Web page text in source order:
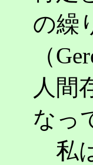
の繰
（
人間
なっ
私